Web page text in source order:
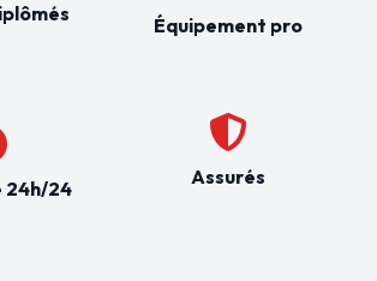
24h/24
Équipement pro
Assurés